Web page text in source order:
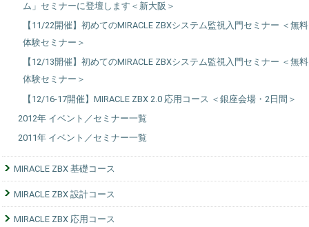
ム」セミナーに登壇します＜新大阪＞
【11/22開催】初めてのMIRACLE ZBXシステム監視入門セミナー ＜無料
体験セミナー＞
【12/13開催】初めてのMIRACLE ZBXシステム監視入門セミナー ＜無料
体験セミナー＞
【12/16-17開催】MIRACLE ZBX 2.0 応用コース ＜銀座会場・2日間＞
2012年 イベント／セミナー一覧
2011年 イベント／セミナー一覧
MIRACLE ZBX 基礎コース
MIRACLE ZBX 設計コース
MIRACLE ZBX 応用コース